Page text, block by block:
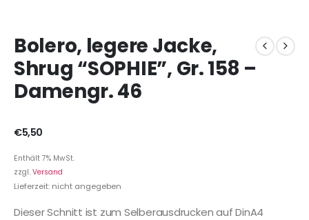
Bolero, legere Jacke,
Shrug “SOPHIE”, Gr. 158 –
Damengr. 46
€5,50
Enthält 7% MwSt.
zzgl. Versand
Lieferzeit: nicht angegeben
Dieser Schnitt ist zum Selberausdrucken auf DinA4